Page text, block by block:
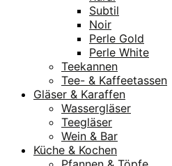
Subtil
Noir
Perle Gold
Perle White
Teekannen
Tee- & Kaffeetassen
Gläser & Karaffen
Wassergläser
Teegläser
Wein & Bar
Küche & Kochen